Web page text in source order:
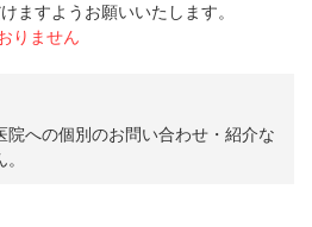
ますようお願いいたします。
りません
院への個別のお問い合わせ・紹介な